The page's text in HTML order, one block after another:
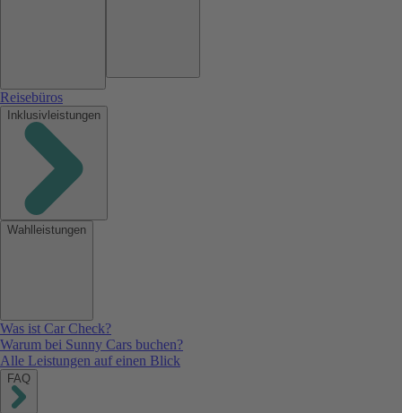
Reisebüros
Inklusivleistungen
Wahlleistungen
Was ist Car Check?
Warum bei Sunny Cars buchen?
Alle Leistungen auf einen Blick
FAQ